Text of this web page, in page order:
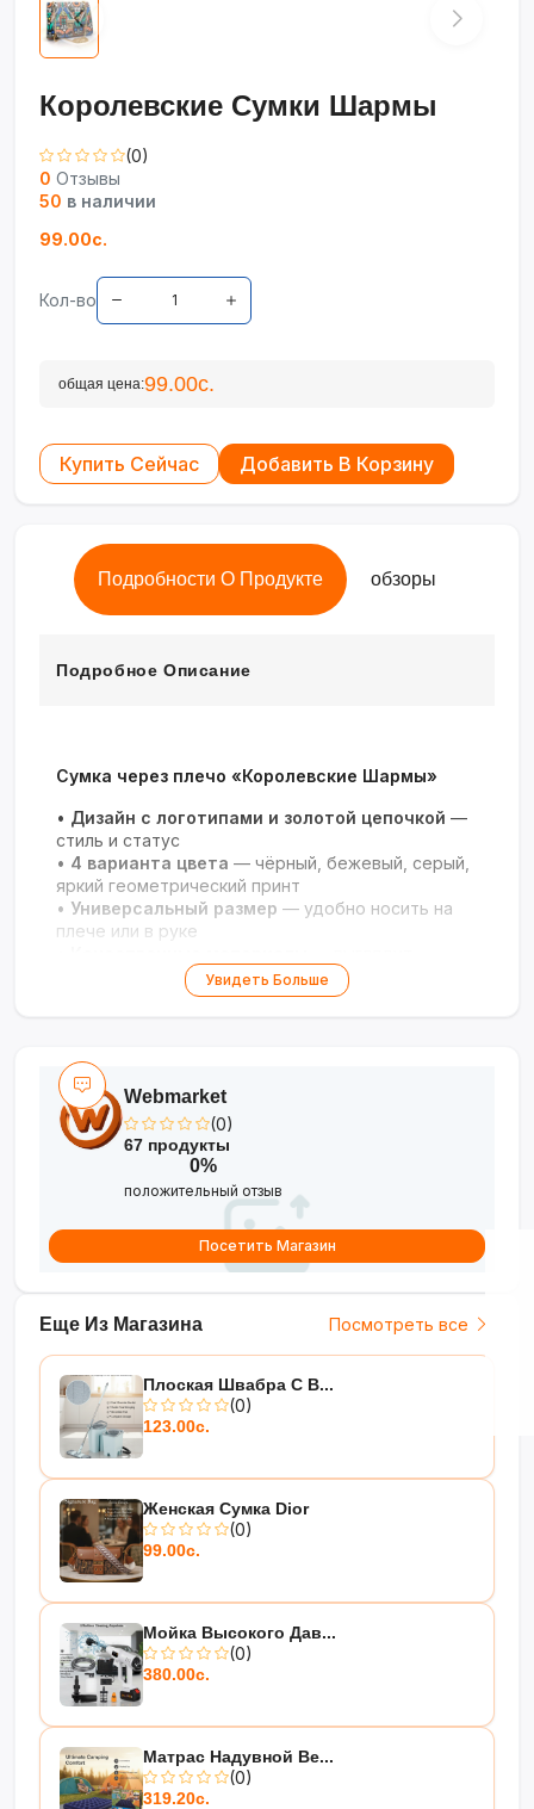
Королевские Сумки Шармы
(0)
0 Отзывы
50 в наличии
99.00с.
Кол-во
общая цена:99.00с.
Купить Сейчас Добавить В Корзину
Подробности О Продукте обзоры
Подробное Описание
Сумка через плечо «Королевские Шармы»
• Дизайн с логотипами и золотой цепочкой —
стиль и статус
• 4 варианта цвета — чёрный, бежевый, серый,
яркий геометрический принт
• Универсальный размер — удобно носить на
плече или в руке
дорого и долго служит
Идеально для повседневного образа
Ваш акцент в стиле на каждый день!
Увидеть Больше
Еще Из Магазина Посмотреть все
Плоская Швабра С В...
(0)
123.00с.
Женская Сумка Dior
(0)
99.00с.
Мойка Высокого Дав...
(0)
380.00с.
Матрас Надувной Be...
(0)
319.20с.
Webmarket
(0)
67 продукты
0%
положительный отзыв
Посетить Магазин